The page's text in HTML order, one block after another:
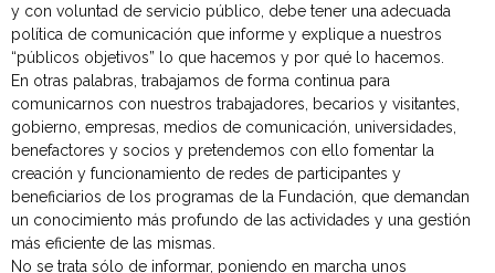
y con voluntad de servicio público, debe tener una adecuada
política de comunicación que informe y explique a nuestros
“públicos objetivos” lo que hacemos y por qué lo hacemos.
En otras palabras, trabajamos de forma continua para
comunicarnos con nuestros trabajadores, becarios y visitantes,
gobierno, empresas, medios de comunicación, universidades,
benefactores y socios y pretendemos con ello fomentar la
creación y funcionamiento de redes de participantes y
beneficiarios de los programas de la Fundación, que demandan
un conocimiento más profundo de las actividades y una gestión
más eficiente de las mismas.
No se trata sólo de informar, poniendo en marcha unos